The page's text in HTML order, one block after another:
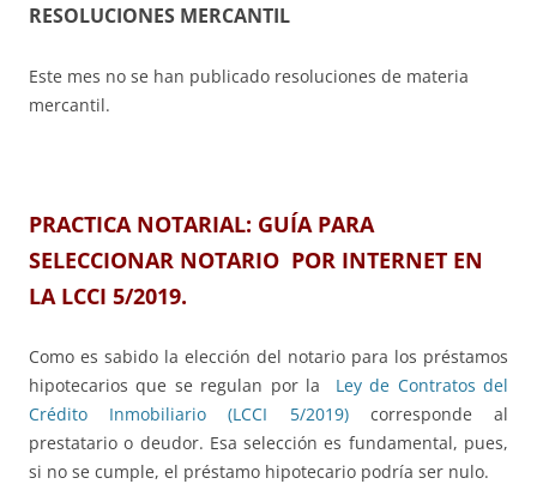
RESOLUCIONES MERCANTIL
Este mes no se han publicado resoluciones de materia
mercantil.
PRACTICA NOTARIAL: GUÍAPARA
SELECCIONAR NOTARIO POR INTERNET EN
LA LCCI 5/2019.
Como es sabido la elección del notario para los préstamos
hipotecarios que se regulan por la Ley de Contratos del
Crédito Inmobiliario (LCCI 5/2019)corresponde al
prestatario o deudor. Esa selección es fundamental, pues,
si no se cumple, el préstamo hipotecario podría ser nulo.